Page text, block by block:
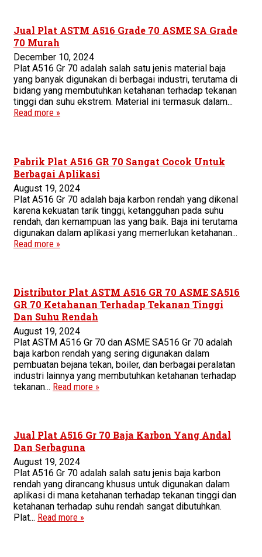
Jual Plat ASTM A516 Grade 70 ASME SA Grade
70 Murah
December 10, 2024
Plat A516 Gr 70 adalah salah satu jenis material baja
yang banyak digunakan di berbagai industri, terutama di
bidang yang membutuhkan ketahanan terhadap tekanan
tinggi dan suhu ekstrem. Material ini termasuk dalam...
Read more »
Pabrik Plat A516 GR 70 Sangat Cocok Untuk
Berbagai Aplikasi
August 19, 2024
Plat A516 Gr 70 adalah baja karbon rendah yang dikenal
karena kekuatan tarik tinggi, ketangguhan pada suhu
rendah, dan kemampuan las yang baik. Baja ini terutama
digunakan dalam aplikasi yang memerlukan ketahanan...
Read more »
Distributor Plat ASTM A516 GR 70 ASME SA516
GR 70 Ketahanan Terhadap Tekanan Tinggi
Dan Suhu Rendah
August 19, 2024
Plat ASTM A516 Gr 70 dan ASME SA516 Gr 70 adalah
baja karbon rendah yang sering digunakan dalam
pembuatan bejana tekan, boiler, dan berbagai peralatan
industri lainnya yang membutuhkan ketahanan terhadap
tekanan... Read more »
Jual Plat A516 Gr 70 Baja Karbon Yang Andal
Dan Serbaguna
August 19, 2024
Plat A516 Gr 70 adalah salah satu jenis baja karbon
rendah yang dirancang khusus untuk digunakan dalam
aplikasi di mana ketahanan terhadap tekanan tinggi dan
ketahanan terhadap suhu rendah sangat dibutuhkan.
Plat... Read more »